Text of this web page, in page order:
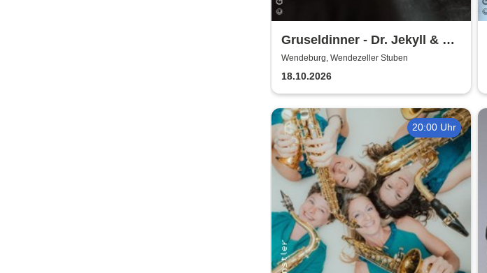
Gruseldinner - Dr. Jekyll & Mr.
Hyde
Wendeburg, Wendezeller Stuben
18.10.2026
20:00 Uhr